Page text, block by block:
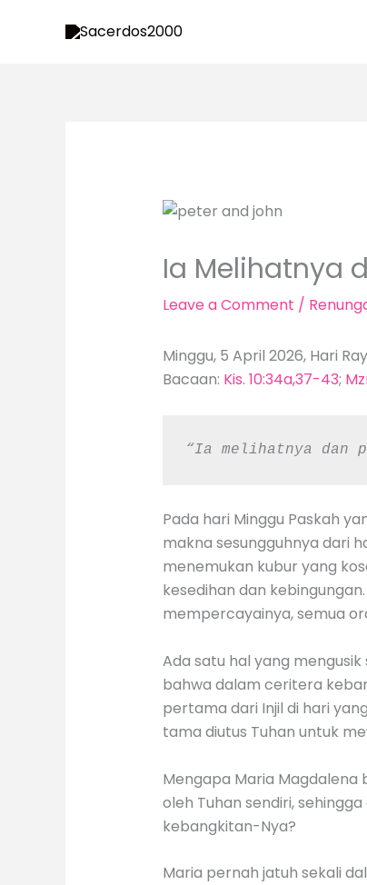
Ia Melihatnya
Leave a Comment /
Minggu, 5 April 2026, Hari
Bacaan: Kis. 10:34a,37-43;
“Ia melihatnya dan
Pada hari Minggu Paskah
makna sesungguhnya dari
menemukan kubur yang
kesedihan dan
mempercayainya, semua
Ada satu hal yang
bahwa dalam ceritera
pertama dari Injil di hari
tama diutus Tuhan untuk
Mengapa Maria
oleh Tuhan sendiri,
kebangkitan-Nya?
Maria pernah jatuh sekali